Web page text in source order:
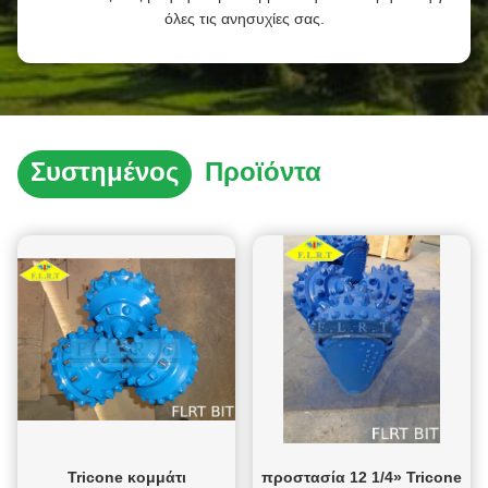
όλες τις ανησυχίες σας.
Συστημένος Προϊόντα
Tricone κομμάτι
προστασία 12 1/4» Tricone